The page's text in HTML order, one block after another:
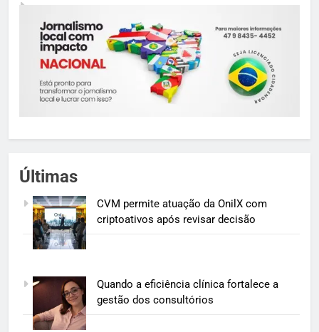
Últimas
CVM permite atuação da OnilX com
criptoativos após revisar decisão
Quando a eficiência clínica fortalece a
gestão dos consultórios